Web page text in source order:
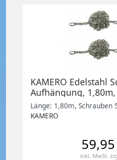
KAMERO Edelstahl
Aufhängung,
Set zum Schaukel
Länge: 1,80m, Schrauben
KAMERO
59,95
inkl. MwSt.